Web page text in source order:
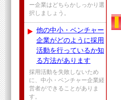
ー企業はどちらかしっかり選
択しましょう。
他の中小・ベンチャー
企業がどのように採用
活動を行っているか知
る方法があります
採用活動を失敗しないため
に、中小・ベンチャー企業経
営者ができることがありま
す。